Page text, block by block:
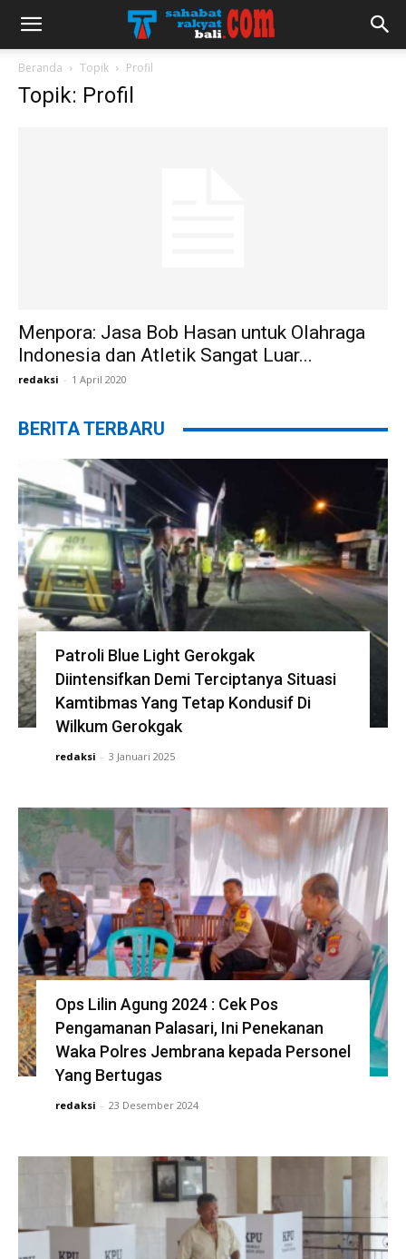
Beranda Topik Profil
Topik: Profil
Menpora: Jasa Bob Hasan untuk Olahraga
Indonesia dan Atletik Sangat Luar...
redaksi - 1 April 2020
BERITA TERBARU
Patroli Blue Light Gerokgak
Diintensifkan Demi Terciptanya Situasi
Kamtibmas Yang Tetap Kondusif Di
Wilkum Gerokgak
redaksi - 3 Januari 2025
Ops Lilin Agung 2024 : Cek Pos
Pengamanan Palasari, Ini Penekanan
Waka Polres Jembrana kepada Personel
Yang Bertugas
redaksi - 23 Desember 2024